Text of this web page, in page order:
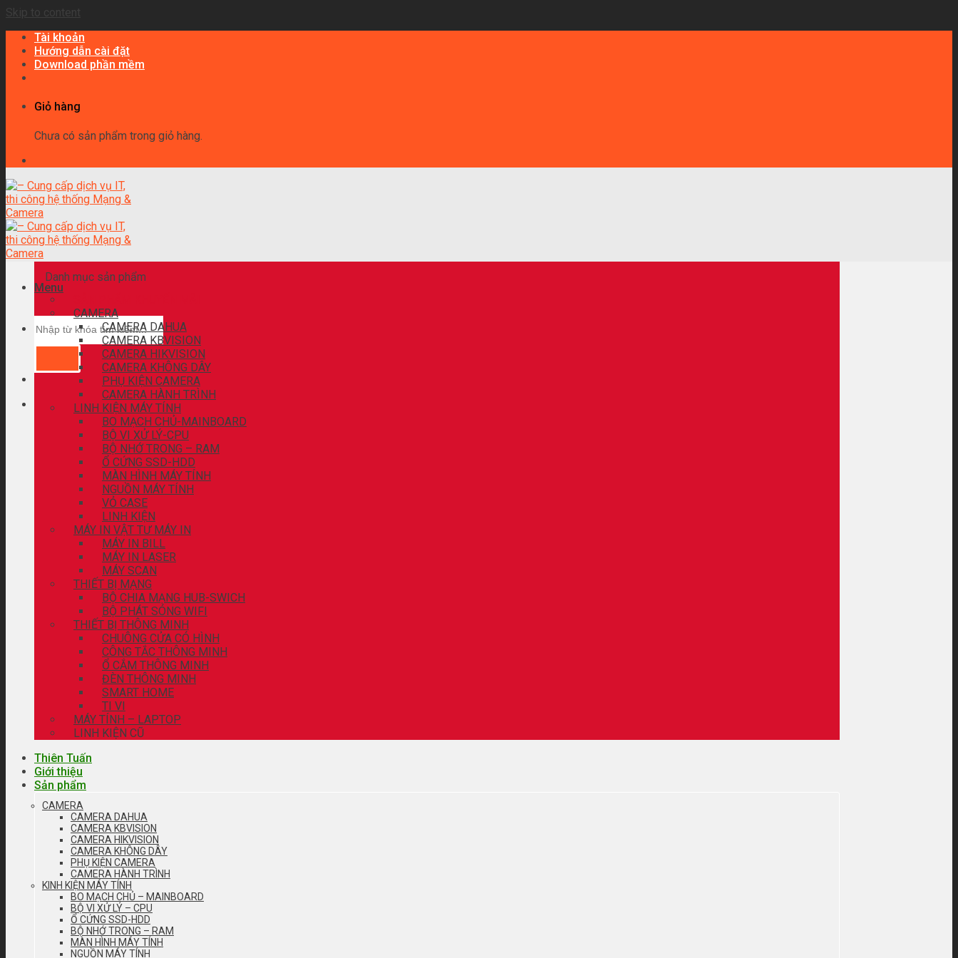
Skip to content
Tài khoản
Hướng dẫn cài đặt
Download phần mềm
Giỏ hàng
Chưa có sản phẩm trong giỏ hàng.
Menu
Danh mục sản phẩm
CAMERA
CAMERA DAHUA
CAMERA KBVISION
CAMERA HIKVISION
CAMERA KHÔNG DÂY
PHỤ KIỆN CAMERA
CAMERA HÀNH TRÌNH
LINH KIỆN MÁY TÍNH
BO MẠCH CHỦ-MAINBOARD
BỘ VI XỬ LÝ-CPU
BỘ NHỚ TRONG – RAM
Ổ CỨNG SSD-HDD
MÀN HÌNH MÁY TÍNH
NGUỒN MÁY TÍNH
VỎ CASE
LINH KIỆN
MÁY IN VẬT TƯ MÁY IN
MÁY IN BILL
MÁY IN LASER
MÁY SCAN
THIẾT BỊ MẠNG
BỘ CHIA MẠNG HUB-SWICH
BỘ PHÁT SÓNG WIFI
THIẾT BỊ THÔNG MINH
CHUÔNG CỬA CÓ HÌNH
CÔNG TẮC THÔNG MINH
Ổ CẮM THÔNG MINH
ĐÈN THÔNG MINH
SMART HOME
TI VI
MÁY TÍNH – LAPTOP
LINH KIỆN CŨ
Thiên Tuấn
Giới thiệu
Sản phẩm
CAMERA
CAMERA DAHUA
CAMERA KBVISION
CAMERA HIKVISION
CAMERA KHÔNG DÂY
PHỤ KIỆN CAMERA
CAMERA HÀNH TRÌNH
KINH KIỆN MÁY TÍNH
BO MẠCH CHỦ – MAINBOARD
BỘ VI XỬ LÝ – CPU
Ổ CỨNG SSD-HDD
BỘ NHỚ TRONG – RAM
MÀN HÌNH MÁY TÍNH
NGUỒN MÁY TÍNH